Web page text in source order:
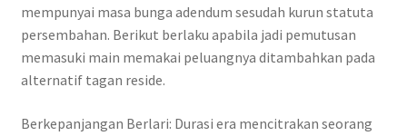
mempunyai masa bunga adendum sesudah kurun statuta
persembahan. Berikut berlaku apabila jadi pemutusan
memasuki main memakai peluangnya ditambahkan pada
alternatif tagan reside.
Berkepanjangan Berlari: Durasi era mencitrakan seorang